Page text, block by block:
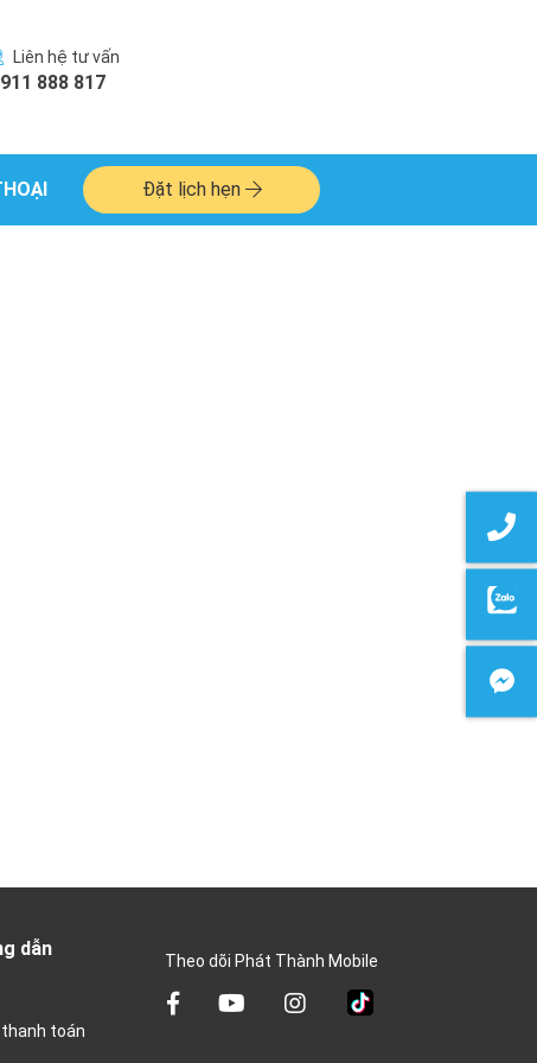
Liên hệ tư vấn
888 817
Đặt lịch hẹn
dẫn
thanh toán
Theo dõi Phát Thành Mobile